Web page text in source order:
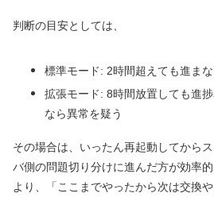
判断の目安としては、
標準モード: 2時間超えても進ま
拡張モード: 8時間放置しても進
なら異常を疑う
その場合は、いったん再起動してから
バ側の問題切り分けに進んだ方が効率
より、「ここまでやったから次は交換